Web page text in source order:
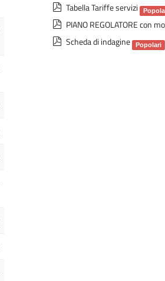
fp
d
f
Tabella Tariffe servizi
p
d
f
PIANO REGOLATORE con
p Scheda di indagine Popolari